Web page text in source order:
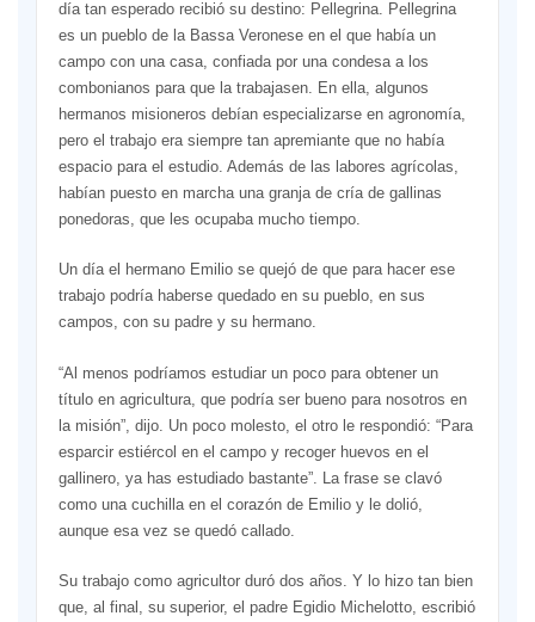
día tan esperado recibió su destino: Pellegrina. Pellegrina
es un pueblo de la Bassa Veronese en el que había un
campo con una casa, confiada por una condesa a los
combonianos para que la trabajasen. En ella, algunos
hermanos misioneros debían especializarse en agronomía,
pero el trabajo era siempre tan apremiante que no había
espacio para el estudio. Además de las labores agrícolas,
habían puesto en marcha una granja de cría de gallinas
ponedoras, que les ocupaba mucho tiempo.
Un día el hermano Emilio se quejó de que para hacer ese
trabajo podría haberse quedado en su pueblo, en sus
campos, con su padre y su hermano.
“Al menos podríamos estudiar un poco para obtener un
título en agricultura, que podría ser bueno para nosotros en
la misión”, dijo. Un poco molesto, el otro le respondió: “Para
esparcir estiércol en el campo y recoger huevos en el
gallinero, ya has estudiado bastante”. La frase se clavó
como una cuchilla en el corazón de Emilio y le dolió,
aunque esa vez se quedó callado.
Su trabajo como agricultor duró dos años. Y lo hizo tan bien
que, al final, su superior, el padre Egidio Michelotto, escribió